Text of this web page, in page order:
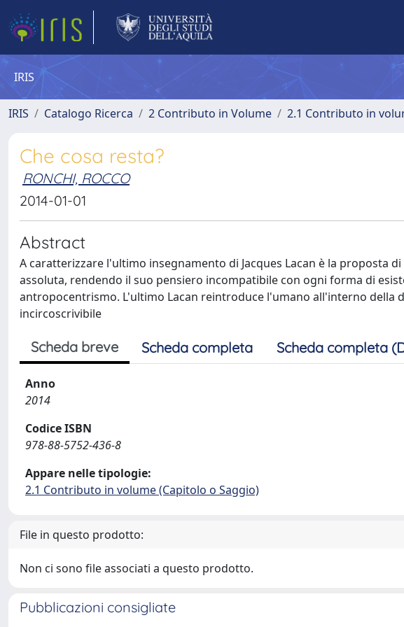
IRIS
IRIS Catalogo Ricerca 2 Contributo in Volume 2.1 Contributo in
Che cosa resta?
RONCHI, ROCCO
2014-01-01
Abstract
A caratterizzare l'ultimo insegnamento di Jacques Lacan è la proposta
assoluta, rendendo il suo pensiero incompatibile con ogni forma di
antropocentrismo. L'ultimo Lacan reintroduce l'umano all'interno della
incircoscrivibile
Scheda breve Scheda completa Scheda completa
Anno
2014
Codice ISBN
978-88-5752-436-8
Appare nelle tipologie:
2.1 Contributo in volume (Capitolo o Saggio)
File in questo prodotto:
Non ci sono file associati a questo prodotto.
Pubblicazioni consigliate